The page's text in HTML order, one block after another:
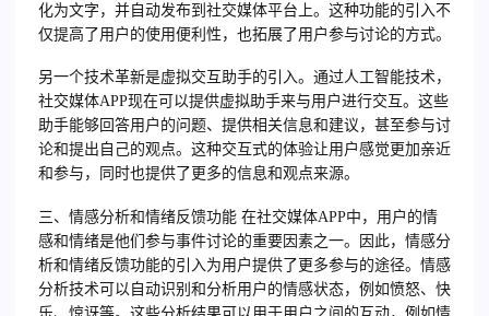
化为文字，并自动发布到社交媒体平台上。这种功能的引入不
仅提高了用户的使用便利性，也拓展了用户参与讨论的方式。
另一个技术革新是虚拟交互助手的引入。通过人工智能技术，
社交媒体APP现在可以提供虚拟助手来与用户进行交互。这些
助手能够回答用户的问题、提供相关信息和建议，甚至参与讨
论和提出自己的观点。这种交互式的体验让用户感觉更加亲近
和参与，同时也提供了更多的信息和观点来源。
三、情感分析和情绪反馈功能 在社交媒体APP中，用户的情
感和情绪是他们参与事件讨论的重要因素之一。因此，情感分
析和情绪反馈功能的引入为用户提供了更多参与的途径。情感
分析技术可以自动识别和分析用户的情感状态，例如愤怒、快
乐、惊讶等。这些分析结果可以用于用户之间的互动，例如情